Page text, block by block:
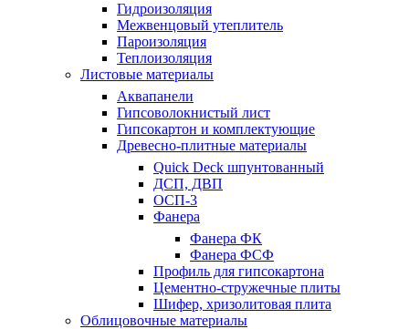
Гидроизоляция
Межвенцовый утеплитель
Пароизоляция
Теплоизоляция
Листовые материалы
Аквапанели
Гипсоволокнистый лист
Гипсокартон и комплектующие
Древесно-плитные материалы
Quick Deck шпунтованный
ДСП, ДВП
ОСП-3
Фанера
Фанера ФК
Фанера ФСФ
Профиль для гипсокартона
Цементно-стружечные плиты
Шифер, хризолитовая плита
Облицовочные материалы